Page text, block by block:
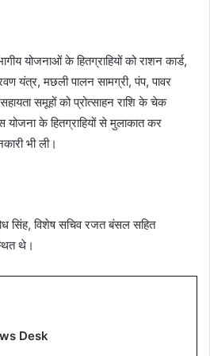
योजनाओं के हितग्राहियों को राशन कार्ड,
यंत्र, मछली पालन सामग्री, पंप, पावर
समूहों को प्रोत्साहन राशि के चेक
योजना के हितग्राहियों से मुलाकात कर
भी ली।
सिंह, विशेष सचिव रजत बंसल सहित
थे।
Desk